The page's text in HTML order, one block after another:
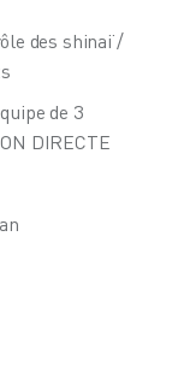
des shinaï /
de 3
DIRECTE